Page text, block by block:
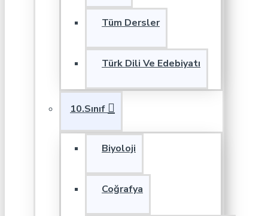
Tüm Dersler
Türk Dili Ve Edebiyatı
10.Sınıf
Biyoloji
Coğrafya